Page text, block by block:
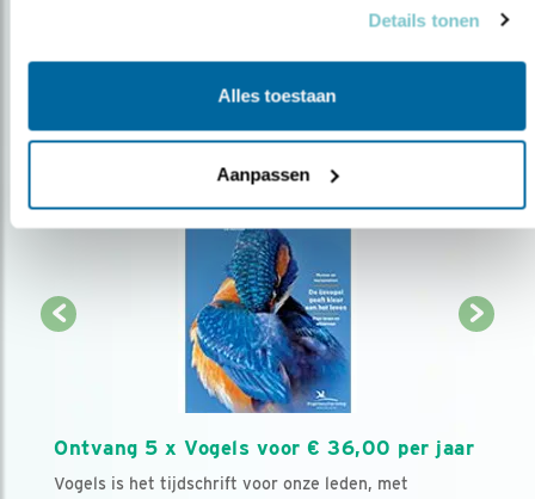
Details tonen
Alles toestaan
Aanpassen
Ontvang 5 x Vogels voor € 36,00 per jaar
Vogels is het tijdschrift voor onze leden, met